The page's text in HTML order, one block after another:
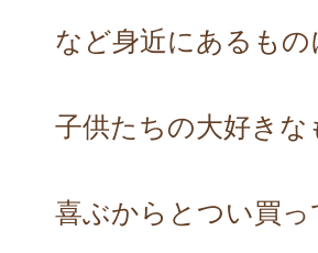
など身近にあるも
子供たちの大好きな
喜ぶからとつい買